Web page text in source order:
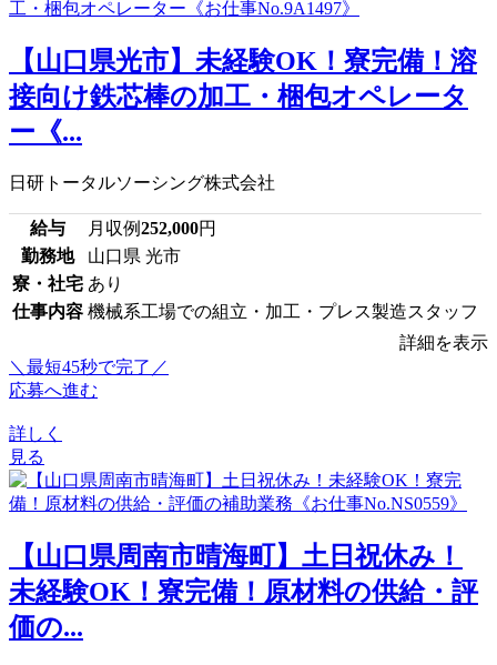
【山口県光市】未経験OK！寮完備！溶
接向け鉄芯棒の加工・梱包オペレータ
ー《...
日研トータルソーシング株式会社
給与 月収例252,000円
勤務地
山口県 光市
寮・社宅 あり
仕事内容 機械系工場での組立・加工・プレス製造スタッフ
詳細を表示
＼最短45秒で完了／
応募へ進む
詳しく
見る
【山口県周南市晴海町】土日祝休み！
未経験OK！寮完備！原材料の供給・評
価の...